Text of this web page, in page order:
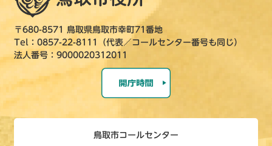
〒680-8571 鳥取県鳥取市幸町71番地
Tel：0857-22-8111（代表／コールセンター番号も同じ）
法人番号：9000020312011
鳥取市コールセンター